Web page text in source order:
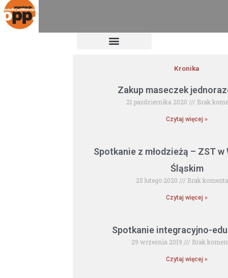
Kronika
Zakup maseczek
21 października 2020 Brak
Czytaj więcej »
Spotkanie z młodzieżą – ZST w
Śląskim
25 lutego 2020 Brak
Czytaj więcej »
Spotkanie integracyjno-
29 września 2019 Brak
Czytaj więcej »
Strona
StronaStronaStrona